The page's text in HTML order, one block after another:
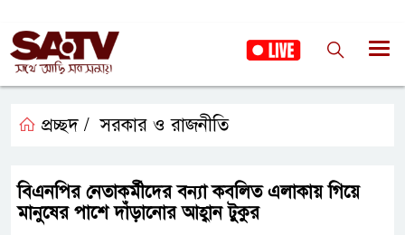
প্রচ্ছদ / সরকার ও রাজনীতি
বিএনপির নেতাকর্মীদের বন্যা কবলিত এলাকায় গিয়ে
মানুষের পাশে দাঁড়ানোর আহ্বান টুকুর